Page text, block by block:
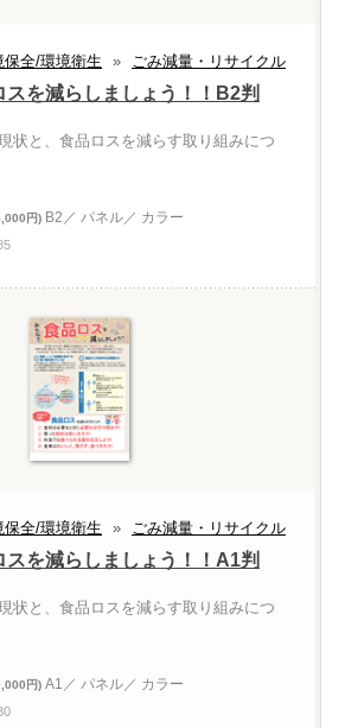
保全/環境衛生 » ごみ減量・リサイクル
を減らしましょう！！B2判
状と、食品ロスを減らす取り組みにつ
円) B2／ パネル／ カラー
保全/環境衛生 » ごみ減量・リサイクル
を減らしましょう！！A1判
状と、食品ロスを減らす取り組みにつ
円) A1／ パネル／ カラー